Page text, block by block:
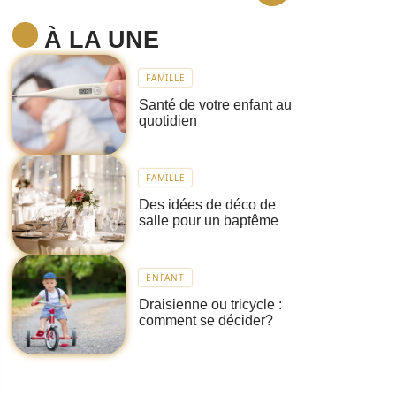
À LA UNE
FAMILLE
Santé de votre enfant au
quotidien
FAMILLE
Des idées de déco de
salle pour un baptême
ENFANT
Draisienne ou tricycle :
comment se décider?